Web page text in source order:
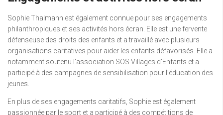
Sophie Thalmann est également connue pour ses engagements
philanthropiques et ses activités hors écran. Elle est une fervente
défenseuse des droits des enfants et a travaillé avec plusieurs
organisations caritatives pour aider les enfants défavorisés. Elle a
notamment soutenu l’association SOS Villages d’Enfants et a
participé à des campagnes de sensibilisation pour l’éducation des
jeunes.
En plus de ses engagements caritatifs, Sophie est également
passionnée par le sport et a participé à des compétitions de